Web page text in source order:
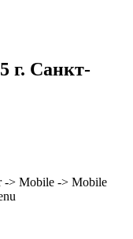
г. Санкт-
-> Mobile -> Mobile